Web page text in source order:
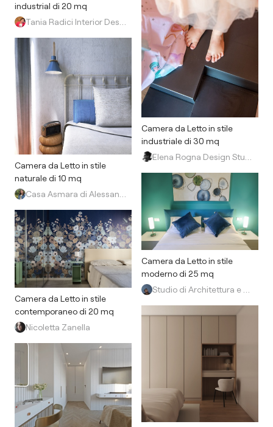
industrial di 20 mq
Camera da Letto in stile
naturale di 10 mq
Camera da Letto in stile
contemporaneo di 20 mq
Nicoletta Zanella
Camera da Letto in stile
industriale di 30 mq
Camera da Letto in stile
moderno di 25 mq
Studio di Architettura e Design AM